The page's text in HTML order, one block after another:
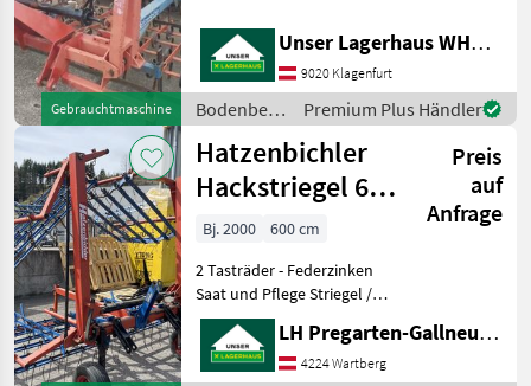
Gebrauchtmaschine
Informieren Sie sich bitte
vor Fahrt-Antritt
telefonisch, ob die von
Ihnen angefragte Maschine
ak
Unser Lagerhaus WHG, Kärnten, Klagenfurt
9020 Klagenfurt
Bodenbearbeitung
/
Hatzenbichler
Premium Plus Händler
Hatzenbichler
Hackstriegel 6-m
hydr. Klappung
Preis
auf
Anfrage
Bj. 2000
600 cm
2 Tasträder - Federzinken
Saat und Pflege Striegel /
Federzahnegge
LH Pregarten-Gallneukirchen, Pregarten
4224 Wartberg